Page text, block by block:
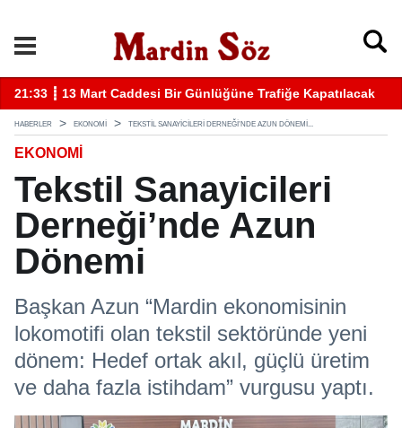
11:57 ┋ Midyat’ta bıçaklı kavga can aldı
HABERLER EKONOMİ TEKSTIL SANAYICILERI DERNEĞI’NDE AZUN DÖNEMI...
EKONOMİ
Tekstil Sanayicileri
Derneği’nde Azun
Dönemi
Başkan Azun “Mardin ekonomisinin
lokomotifi olan tekstil sektöründe yeni
dönem: Hedef ortak akıl, güçlü üretim
ve daha fazla istihdam” vurgusu yaptı.